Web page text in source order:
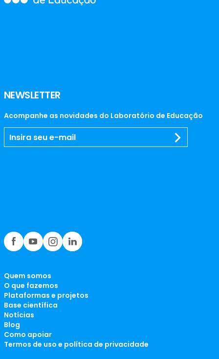
NEWSLETTER
Acompanhe as novidades do Laboratório de Educação
Quem somos
O que fazemos
Plataformas e projetos
Base científica
Notícias
Blog
Como apoiar
Termos de uso e política de privacidade